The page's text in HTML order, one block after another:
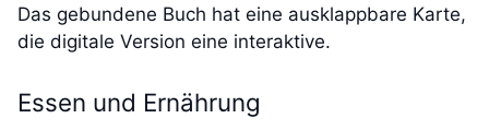
Das gebundene Buch hat eine ausklappbare Karte,
die digitale Version eine interaktive.
Essen und Ernährung